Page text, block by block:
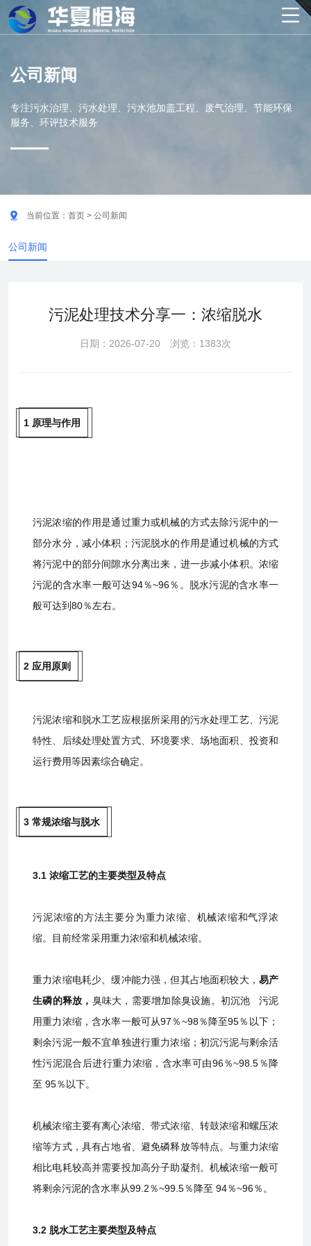

公司新闻
专注污水治理、污水处理、污水池加盖工程、废气治理、节能环保
服务、环评技术服务
公司新闻
 当前位置： 首页 > 公司新闻
污泥处理技术分享一：浓缩脱水
日期：2026-07-20 浏览：1383次
1 原理与作用
污泥浓缩的作用是通过重力或机械的方式去除污泥中的一
部分水分，减小体积；污泥脱水的作用是通过机械的方式
将污泥中的部分间隙水分离出来，进一步减小体积。浓缩
污泥的含水率一般可达94％~96％。脱水污泥的含水率一
般可达到80％左右。
2 应用原则
污泥浓缩和脱水工艺应根据所采用的污水处理工艺、污泥
特性、后续处理处置方式、环境要求、场地面积、投资和
运行费用等因素综合确定。
3 常规浓缩与脱水
3.1 浓缩工艺的主要类型及特点
污泥浓缩的方法主要分为重力浓缩、机械浓缩和气浮浓
缩。目前经常采用重力浓缩和机械浓缩。
重力浓缩电耗少、缓冲能力强，但其占地面积较大， 易产
生磷的释放， 臭味大，需要增加除臭设施。 初沉池
污泥
用重力浓缩，含水率一般可从97％~98％降至95％以下；
剩余污泥一般不宜单独进行重力浓缩；初沉污泥与剩余活
性污泥混合后进行重力浓缩，含水率可由96％~98.5％降
至 95％以下。
机械浓缩主要有离心浓缩、带式浓缩、转鼓浓缩和螺压浓
缩等方式，具有占地省、避免磷释放等特点。与重力浓缩
相比电耗较高并需要投加高分子助凝剂。机械浓缩一般可
将剩余污泥的含水率从99.2％~99.5％降至 94％~96％。
3.2 脱水工艺主要类型及特点